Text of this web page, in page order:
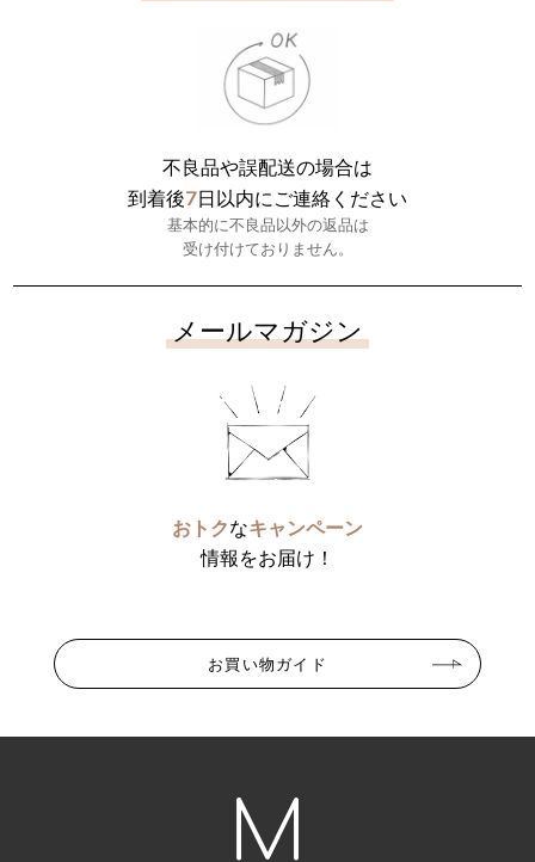
不良品や誤配送の場合は
到着後7日以内にご連絡ください
基本的に不良品以外の返品は
受け付けておりません。
メールマガジン
おトクなキャンペーン
情報をお届け！
お買い物ガイド